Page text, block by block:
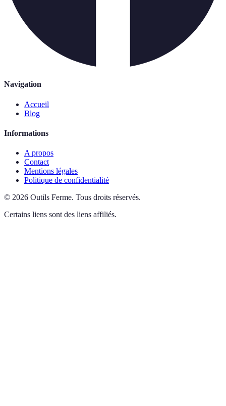
Navigation
Accueil
Blog
Informations
A propos
Contact
Mentions légales
Politique de confidentialité
© 2026 Outils Ferme. Tous droits réservés.
Certains liens sont des liens affiliés.